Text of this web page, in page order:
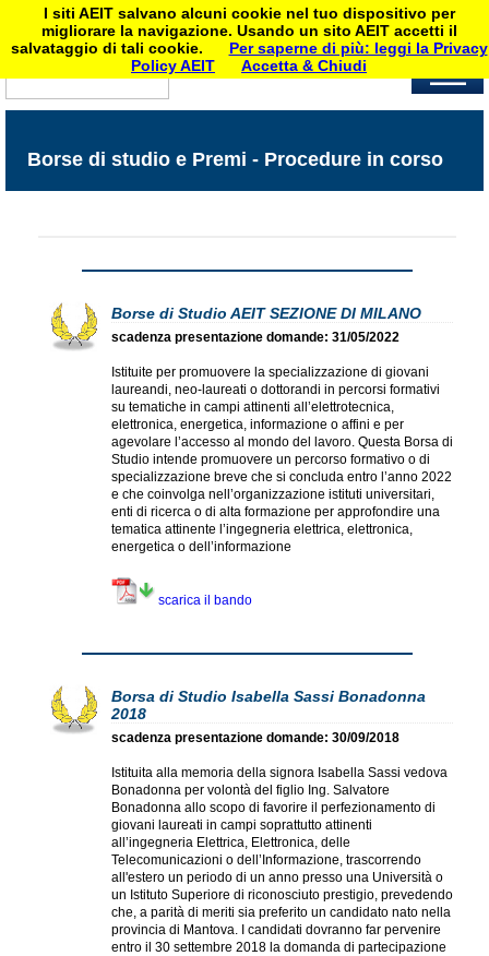
Borse di studio e Premi - Procedure in corso
Borse di Studio AEIT SEZIONE DI MILANO
scadenza presentazione domande: 31/05/2022
Istituite per promuovere la specializzazione di giovani
laureandi, neo-laureati o dottorandi in percorsi formativi
su tematiche in campi attinenti all’elettrotecnica,
elettronica, energetica, informazione o affini e per
agevolare l’accesso al mondo del lavoro. Questa Borsa di
Studio intende promuovere un percorso formativo o di
specializzazione breve che si concluda entro l’anno 2022
e che coinvolga nell’organizzazione istituti universitari,
enti di ricerca o di alta formazione per approfondire una
tematica attinente l’ingegneria elettrica, elettronica,
energetica o dell’informazione
scarica il bando
Borsa di Studio Isabella Sassi Bonadonna
2018
scadenza presentazione domande: 30/09/2018
Istituita alla memoria della signora Isabella Sassi vedova
Bonadonna per volontà del figlio Ing. Salvatore
Bonadonna allo scopo di favorire il perfezionamento di
giovani laureati in campi soprattutto attinenti
all’ingegneria Elettrica, Elettronica, delle
Telecomunicazioni o dell’Informazione, trascorrendo
all'estero un periodo di un anno presso una Università o
un Istituto Superiore di riconosciuto prestigio, prevedendo
che, a parità di meriti sia preferito un candidato nato nella
provincia di Mantova. I candidati dovranno far pervenire
entro il 30 settembre 2018 la domanda di partecipazione
I siti AEIT salvano alcuni cookie nel tuo dispositivo per
migliorare la navigazione. Usando un sito AEIT accetti il
salvataggio di tali cookie.
Per saperne di più: leggi la Privacy
Policy AEIT
Accetta & Chiudi